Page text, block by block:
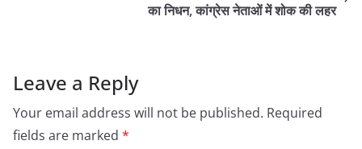
का निधन, कांग्रेस नेताओं में शोक की लहर
Leave a Reply
Your email address will not be published. Required
fields are marked *